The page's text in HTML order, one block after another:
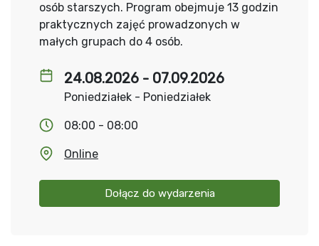
24.08.2026 - 07.09.2026
Poniedziałek - Poniedziałek
08:00 - 08:00
Online
Dołącz do wydarzenia
osób starszych. Program obejmuje 13 godzin
praktycznych zajęć prowadzonych w
małych grupach do 4 osób.